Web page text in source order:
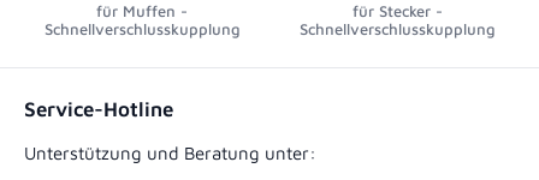
für Muffen -
Schnellverschlusskupplung
für Stecker -
Schnellverschlusskupplung
Service-Hotline
Unterstützung und Beratung unter: